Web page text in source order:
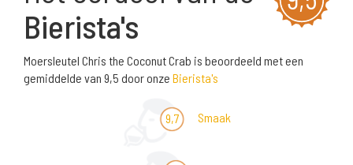
Bierista's
Moersleutel Chris the Coconut Crab is beoordeeld met een
gemiddelde van 9,5 door onze Bierista's
9,7 Smaak